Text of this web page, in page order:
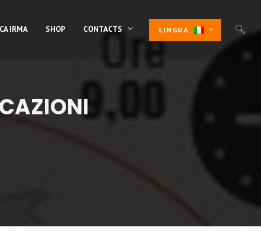
IRMA SHOP CONTACTS LINGUA: